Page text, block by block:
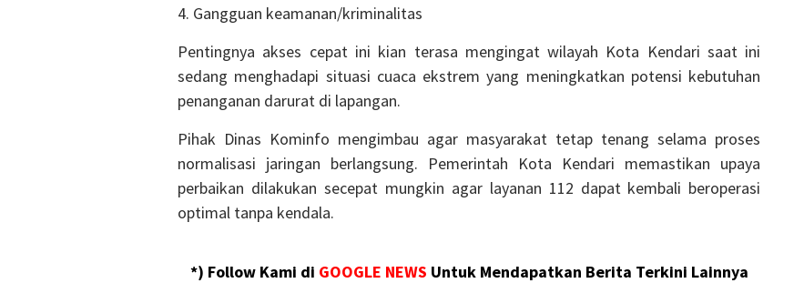
4. Gangguan keamanan/kriminalitas
Pentingnya akses cepat ini kian terasa mengingat wilayah Kota Kendari saat ini
sedang menghadapi situasi cuaca ekstrem yang meningkatkan potensi kebutuhan
penanganan darurat di lapangan.
Pihak Dinas Kominfo mengimbau agar masyarakat tetap tenang selama proses
normalisasi jaringan berlangsung. Pemerintah Kota Kendari memastikan upaya
perbaikan dilakukan secepat mungkin agar layanan 112 dapat kembali beroperasi
optimal tanpa kendala.
*) Follow Kami di GOOGLE NEWS Untuk Mendapatkan Berita Terkini Lainnya